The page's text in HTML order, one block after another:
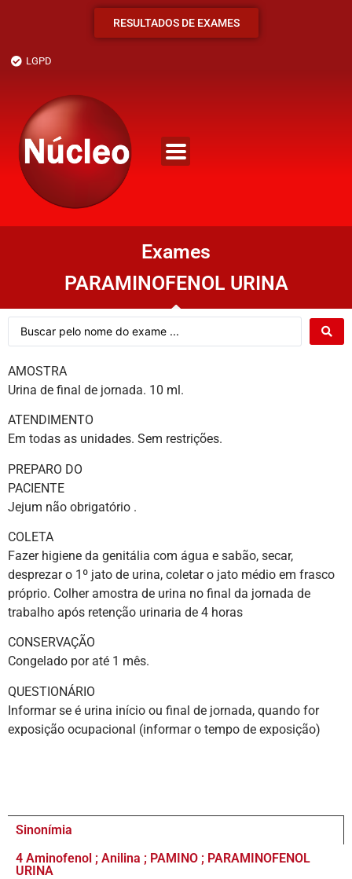
RESULTADOS DE EXAMES
LGPD
Exames
PARAMINOFENOL URINA
Urina de final de jornada. 10 ml.
Em todas as unidades. Sem restrições.
PREPARO DO
Jejum não obrigatório .
Fazer higiene da genitália com água e sabão, secar,
desprezar o 1º jato de urina, coletar o jato médio em frasco
próprio. Colher amostra de urina no final da jornada de
trabalho após retenção urinaria de 4 horas
Congelado por até 1 mês.
Informar se é urina início ou final de jornada, quando for
exposição ocupacional (informar o tempo de exposição)
Sinonímia
4 Aminofenol ; Anilina ; PAMINO ; PARAMINOFENOL
URINA